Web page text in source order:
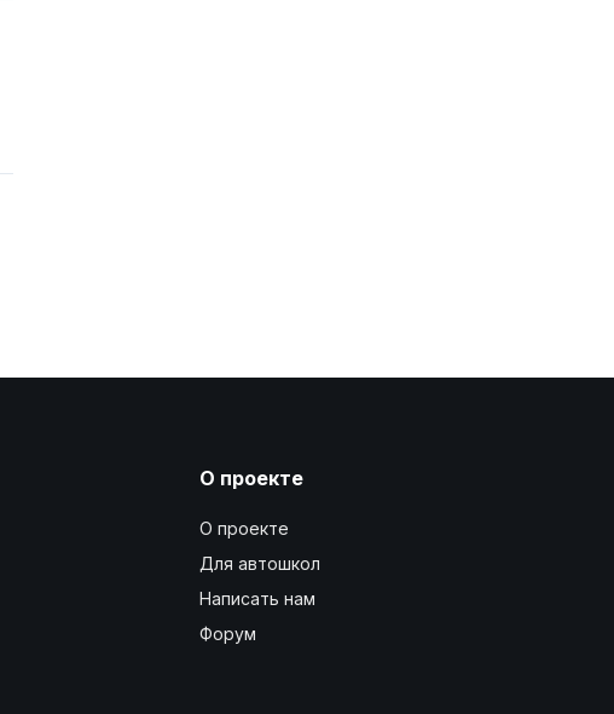
О проекте
О проекте
Для автошкол
Написать нам
Форум